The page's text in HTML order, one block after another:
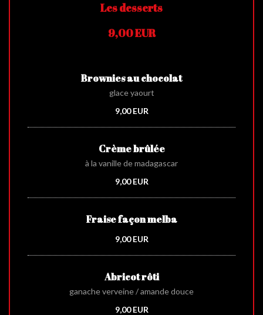
Les desserts
9,00 EUR
Brownies au chocolat
glace yaourt
9,00 EUR
Crème brûlée
à la vanille de madagascar
9,00 EUR
Fraise façon melba
9,00 EUR
Abricot rôti
ganache verveine / amande douce
9,00 EUR